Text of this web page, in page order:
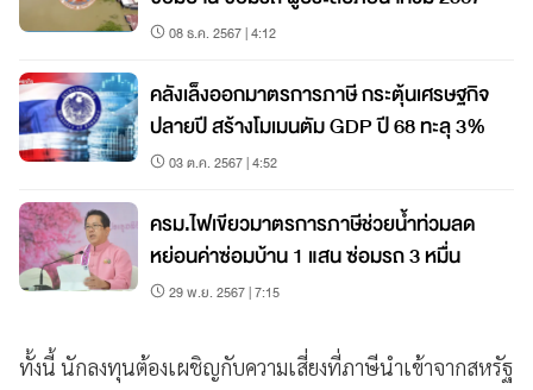
08 ธ.ค. 2567 | 4:12
คลังเล็งออกมาตรการภาษี กระตุ้นเศรษฐกิจ
ปลายปี สร้างโมเมนตัม GDP ปี 68 ทะลุ 3%
03 ต.ค. 2567 | 4:52
ครม.ไฟเขียวมาตรการภาษีช่วยน้ำท่วมลด
หย่อนค่าซ่อมบ้าน 1 แสน ซ่อมรถ 3 หมื่น
29 พ.ย. 2567 | 7:15
ทั้งนี้ นักลงทุนต้องเผชิญกับความเสี่ยงที่ภาษีนำเข้าจากสหรัฐ